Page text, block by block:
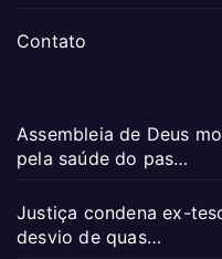
Contato
Assembleia de Deus
pela saúde do pas…
Justiça condena ex-
desvio de quas…